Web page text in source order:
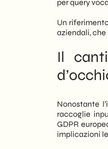
per query
Un
aziendali,
Il
Nonostante
raccoglie
GDPR
implicazioni